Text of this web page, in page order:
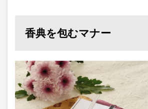
香典を包むマナー